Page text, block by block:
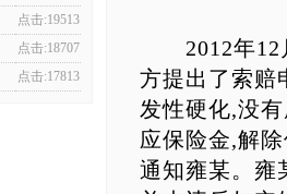
点击:19513
点击:18707
点击:17813
2012年12月
方提出了索赔
发性硬化,没
应保险金,解
通知雍某。雍